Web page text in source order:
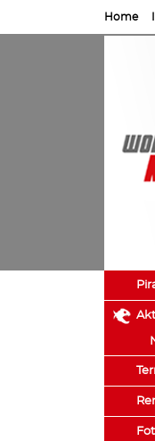
Home